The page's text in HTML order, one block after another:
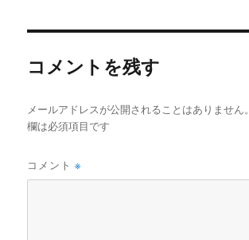
コメントを残す
メールアドレスが公開されることはありません。
欄は必須項目です
コメント※